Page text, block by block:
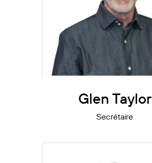
Suite
Glen Taylor
Secrétaire